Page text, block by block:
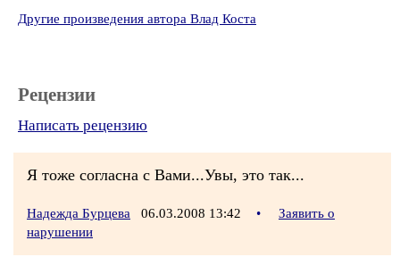
Другие произведения автора Влад Коста
Рецензии
Написать рецензию
Я тоже согласна с Вами...Увы, это так...
Надежда Бурцева 06.03.2008 13:42 •
Заявить о
нарушении